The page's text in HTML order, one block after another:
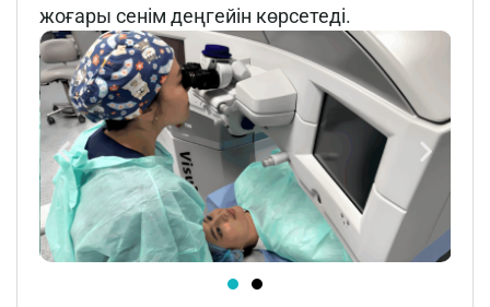
жоғары сенім деңгейін көрсетеді.